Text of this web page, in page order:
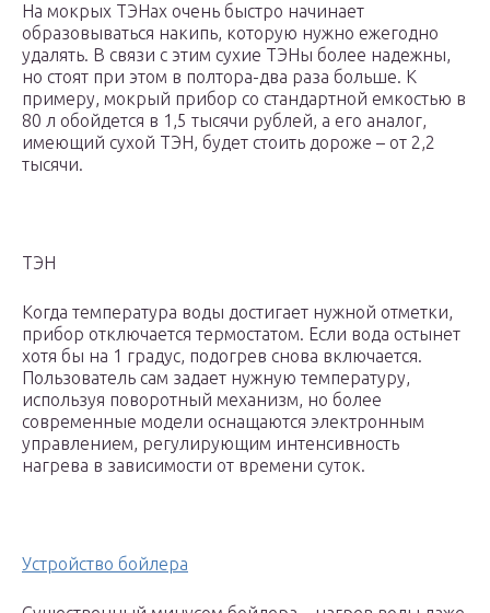
На мокрых ТЭНах очень быстро начинает
образовываться накипь, которую нужно ежегодно
удалять. В связи с этим сухие ТЭНы более надежны,
но стоят при этом в полтора-два раза больше. К
примеру, мокрый прибор со стандартной емкостью в
80 л обойдется в 1,5 тысячи рублей, а его аналог,
имеющий сухой ТЭН, будет стоить дороже – от 2,2
тысячи.
ТЭН
Когда температура воды достигает нужной отметки,
прибор отключается термостатом. Если вода остынет
хотя бы на 1 градус, подогрев снова включается.
Пользователь сам задает нужную температуру,
используя поворотный механизм, но более
современные модели оснащаются электронным
управлением, регулирующим интенсивность
нагрева в зависимости от времени суток.
Устройство бойлера